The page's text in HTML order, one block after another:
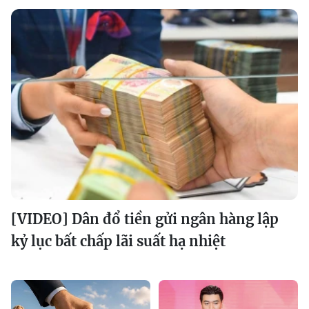
[VIDEO] Dân đổ tiền gửi ngân hàng lập
kỷ lục bất chấp lãi suất hạ nhiệt